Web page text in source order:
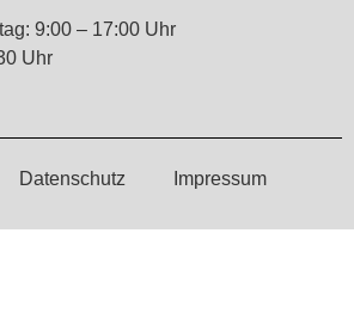
9:00 – 17:00 Uhr
Uhr
Datenschutz Impressum